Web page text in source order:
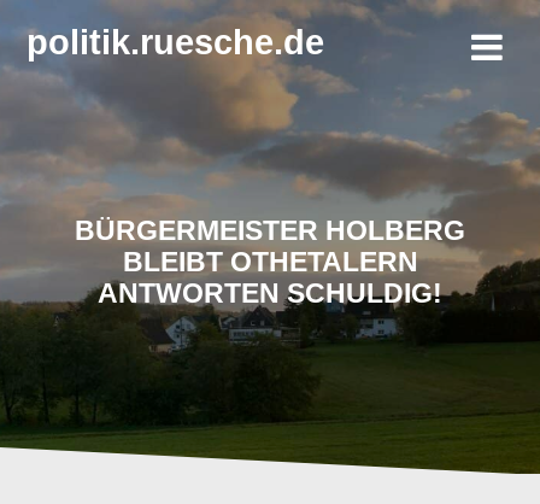
Zum
Inhalt
springen
politik.ruesche.de
BÜRGERMEISTER HOLBERG
BLEIBT OTHETALERN
ANTWORTEN SCHULDIG!